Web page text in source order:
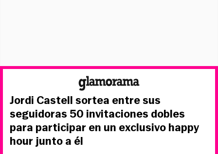
Jordi Castell sortea entre sus
seguidoras 50 invitaciones dobles
para participar en un exclusivo happy
hour junto a él